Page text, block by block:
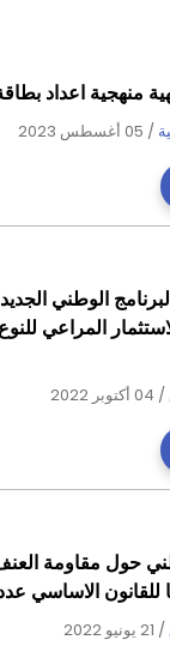
منهجية اعداد
/ 05 أغسطس 2023
الوطني
المراعي
/ 04 أكتوبر 2022
حول مقاومة
الاساسي عدد 58 لسنة
/ 21 يونيو 2022